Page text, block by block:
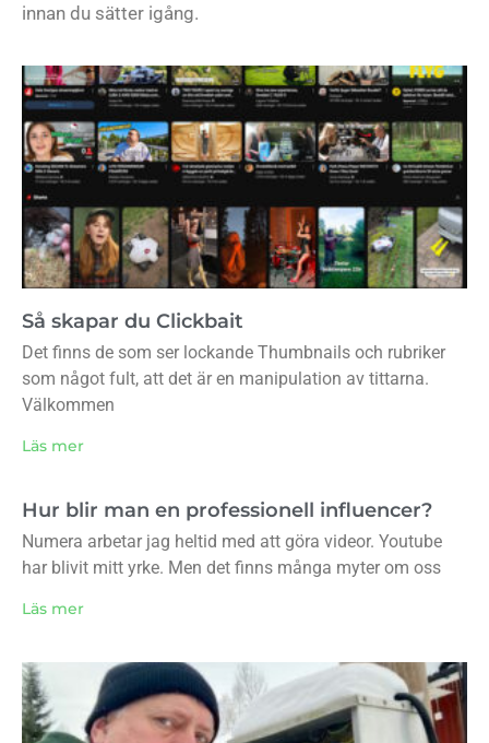
innan du sätter igång.
Så skapar du Clickbait
Det finns de som ser lockande Thumbnails och rubriker
som något fult, att det är en manipulation av tittarna.
Välkommen
Läs mer
Hur blir man en professionell influencer?
Numera arbetar jag heltid med att göra videor. Youtube
har blivit mitt yrke. Men det finns många myter om oss
Läs mer